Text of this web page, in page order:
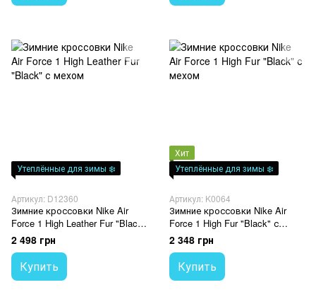
Утеплённые для зимы ❄️
Артикул: D12360
Зимние кроссовки Nike Air
Force 1 High Leather Fur "Black"
с мехом
2 498 грн
Купить
Хит
Утеплённые для зимы ❄️
Артикул: K0064
Зимние кроссовки Nike Air
Force 1 High Fur "Black" с
мехом
2 348 грн
Купить